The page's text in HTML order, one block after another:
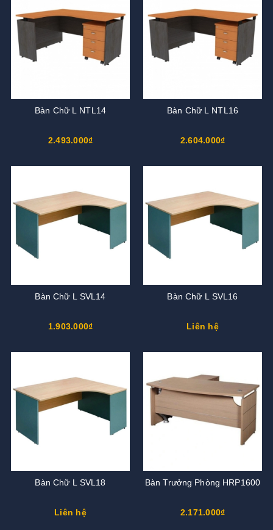
Bàn Chữ L NTL14
2.493.000₫
Bàn Chữ L NTL16
2.604.000₫
Bàn Chữ L SVL14
1.903.000₫
Bàn Chữ L SVL16
Liên hệ
Bàn Chữ L SVL18
Liên hệ
Bàn Trưởng Phòng HRP1600
2.171.000₫